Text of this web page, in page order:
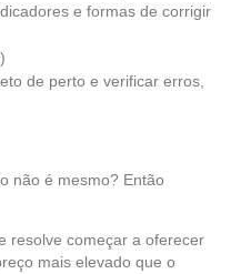
e formas de corrigir
de perto e verificar erros,
não é mesmo? Então
resolve começar a oferecer
mais elevado que o